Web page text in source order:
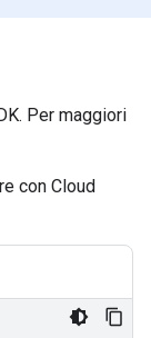
Per maggiori
con Cloud